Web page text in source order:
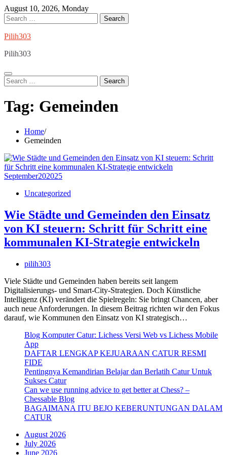
Skip
to
content
August 10, 2026, Monday
Search
for:
Pilih303
Pilih303
Search
for:
Tag: Gemeinden
Home
Gemeinden
September202025
Uncategorized
Wie Städte und Gemeinden den Einsatz
von KI steuern: Schritt für Schritt eine
kommunalen KI-Strategie entwickeln
pilih303
Viele Städte und Gemeinden haben bereits seit langem
Digitalisierungs- und Smart-City-Strategien. Doch Künstliche
Intelligenz (KI) verändert die Spielregeln: Sie bringt Chancen, aber
auch neue Anforderungen. In diesem Beitrag richten wir den Fokus
darauf, wie Kommunen den Einsatz von KI strategisch…
Blog Komputer Catur: Lichess Versi Web vs Lichess Mobile
App
DAFTAR LENGKAP KEJUARAAN CATUR RESMI
FIDE
Pentingnya Kemandirian Belajar dan Berlatih Catur Untuk
Sukses Catur
Can we use running advice to get better at Chess? –
Chessable Blog
BAGAIMANA ITU BEJO KEBERUNTUNGAN DALAM
CATUR
August 2026
July 2026
June 2026